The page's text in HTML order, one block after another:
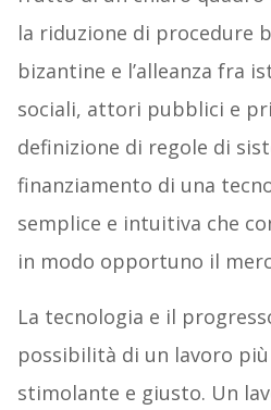
la riduzione di procedure
bizantine e l’alleanza fra
sociali, attori pubblici e
definizione di regole di
finanziamento di una
semplice e intuitiva che
in modo opportuno il
La tecnologia e il
possibilità di un lavoro
stimolante e giusto. Un